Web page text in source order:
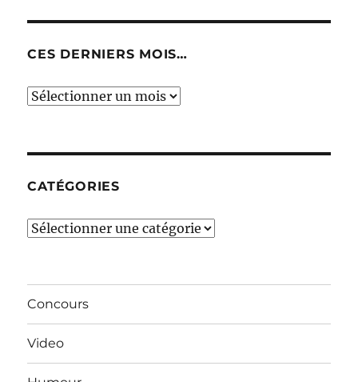
CES DERNIERS MOIS…
Ces
CATÉGORIES
Catégories
Concours
Video